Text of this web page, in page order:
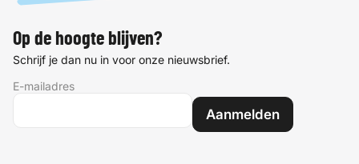
Op de hoogte blijven?
Schrijf je dan nu in voor onze nieuwsbrief.
E-mailadres
Aanmelden